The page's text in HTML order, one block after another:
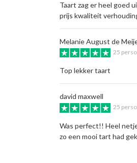
Taart zag er heel goed
prijs kwaliteit
Melanie August de
25
Top lekker taart
david maxwell
25
Was perfect!! Heel
zo een mooi tart had